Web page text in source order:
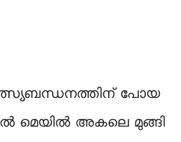
പോയ
മെയിൽ അകലെ മുങ്ങി